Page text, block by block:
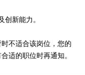
创新能力。
不适合该岗位，您的
适的职位时再通知。